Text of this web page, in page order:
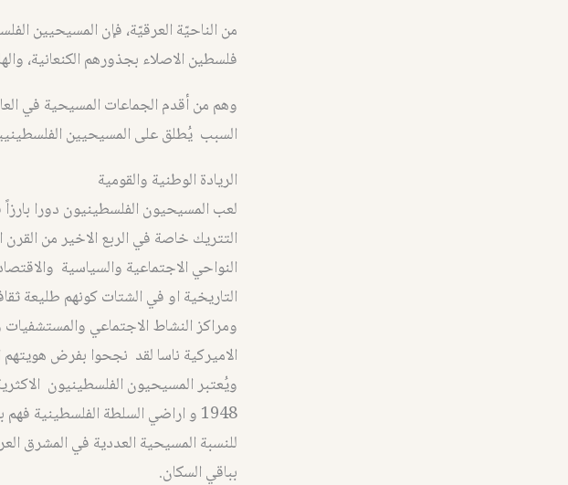
من الناحيّة العرقيّة، فإن المسيحيين
فلسطين الاصلاء بجذورهم الكنعانية،
وهم من أقدم الجماعات المسيحية في
السبب يُطلق على المسيحيين
الريادة الوطنية والقومية
لعب المسيحيون الفلسطينيون دورا
التتريك خاصة في الربع الاخير من
النواحي الاجتماعية والسياسية
التاريخية او في الشتات كونهم طليعة
ومراكز النشاط الاجتماعي والمستشفيات
الاميركية ناسا لقد نجحوا بفرض هويتهم
ويُعتبر المسيحيون الفلسطينيون
1948 و اراضي السلطة الفلسطينية
للنسبة المسيحية العددية في المشرق
بباقي السكان.